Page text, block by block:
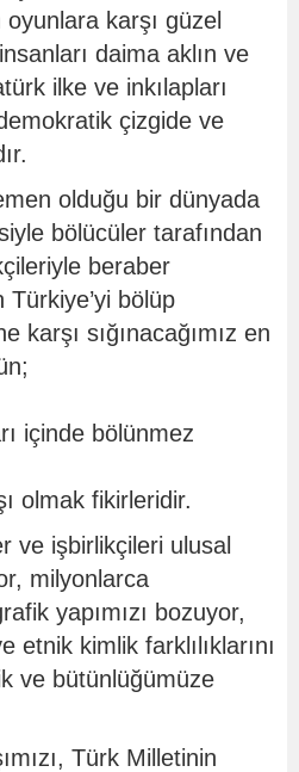
karşı güzel
daima aklın ve
ilke ve inkılapları
çizgide ve
olduğu bir dünyada
bölücüler tarafından
beraber
bölüp
karşı sığınacağımız en
içinde bölünmez
olmak fikirleridir.
ve işbirlikçileri ulusal
milyonlarca
yapımızı bozuyor,
etnik kimlik farklılıklarını
ve bütünlüğümüze
Türk Milletinin